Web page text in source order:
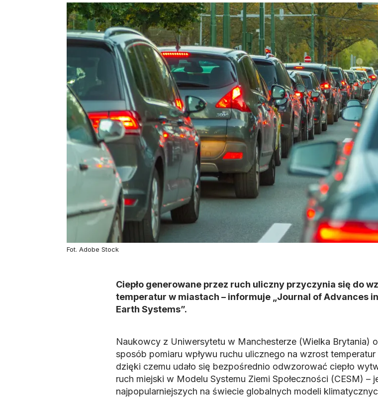
Fot. Adobe Stock
Ciepło generowane przez ruch uliczny przyczynia się do
temperatur w miastach – informuje „Journal of Advances
Earth Systems”.
Naukowcy z Uniwersytetu w Manchesterze (Wielka Brytania)
sposób pomiaru wpływu ruchu ulicznego na wzrost
dzięki czemu udało się bezpośrednio odwzorować ciepło
ruch miejski w Modelu Systemu Ziemi Społeczności (CESM) –
najpopularniejszych na świecie globalnych modeli